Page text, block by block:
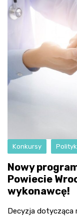
Konkursy
Nowy
Powiecie
wykonawcę!
Decyzja dotycząca